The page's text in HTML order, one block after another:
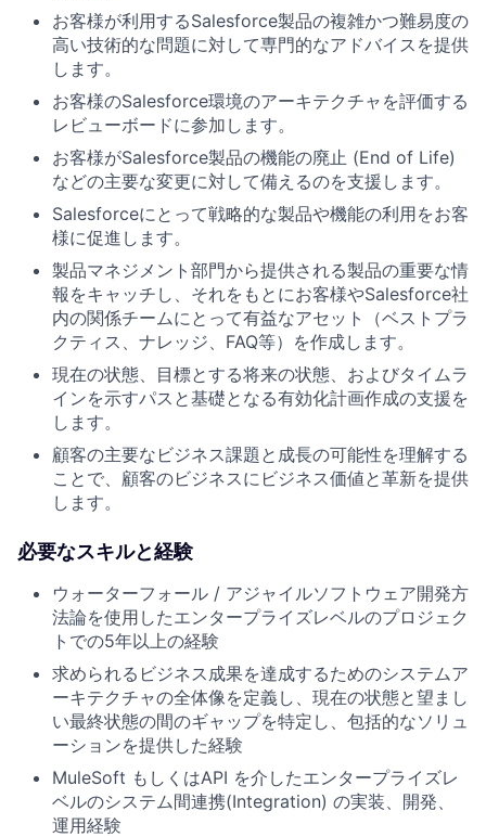
お客様が利用するSalesforce製品の複雑かつ難易度の
高い技術的な問題に対して専門的なアドバイスを提供
します。
お客様のSalesforce環境のアーキテクチャを評価する
レビューボードに参加します。
お客様がSalesforce製品の機能の廃止 (End of Life)
などの主要な変更に対して備えるのを支援します。
Salesforceにとって戦略的な製品や機能の利用をお客
様に促進します。
製品マネジメント部門から提供される製品の重要な情
報をキャッチし、それをもとにお客様やSalesforce社
内の関係チームにとって有益なアセット（ベストプラ
クティス、ナレッジ、FAQ等）を作成します。
現在の状態、目標とする将来の状態、およびタイムラ
インを示すパスと基礎となる有効化計画作成の支援を
します。
顧客の主要なビジネス課題と成長の可能性を理解する
ことで、顧客のビジネスにビジネス価値と革新を提供
します。
必要なスキルと経験
ウォーターフォール / アジャイルソフトウェア開発方
法論を使用したエンタープライズレベルのプロジェク
トでの5年以上の経験
求められるビジネス成果を達成するためのシステムア
ーキテクチャの全体像を定義し、現在の状態と望まし
い最終状態の間のギャップを特定し、包括的なソリュ
ーションを提供した経験
MuleSoft もしくはAPI を介したエンタープライズレ
ベルのシステム間連携(Integration) の実装、開発、
運用経験